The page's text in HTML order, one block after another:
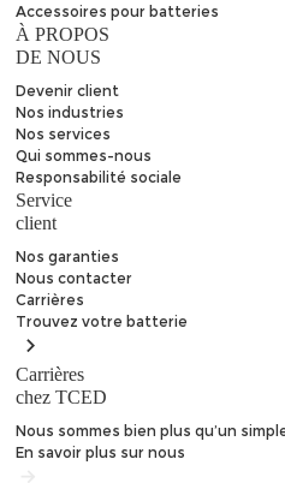
Accessoires pour batteries
À PROPOS
DE NOUS
Devenir client
Nos industries
Nos services
Qui sommes-nous
Responsabilité sociale
Service
client
Nos garanties
Nous contacter
Carrières
Trouvezvotre batterie
Carrières
chez TCED
Nous sommes bien plus qu’un
En savoir plus sur nous